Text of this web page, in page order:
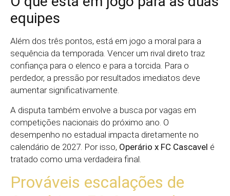
equipes
Além dos três pontos, está em jogo a moral para a
sequência da temporada. Vencer um rival direto traz
confiança para o elenco e para a torcida. Para o
perdedor, a pressão por resultados imediatos deve
aumentar significativamente.
A disputa também envolve a busca por vagas em
competições nacionais do próximo ano. O
desempenho no estadual impacta diretamente no
calendário de 2027. Por isso, Operário x FC Cascavel é
tratado como uma verdadeira final.
Prováveis escalações de